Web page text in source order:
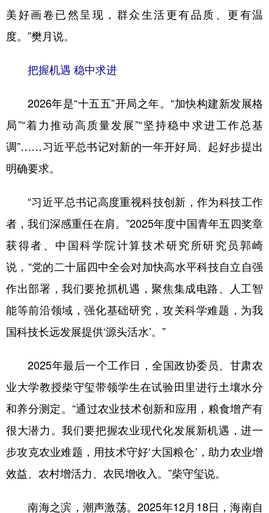
美好画卷已然呈现，群众生活更有品质、更有温
度。”樊月说。
把握机遇 稳中求进
2026年是“十五五”开局之年。“加快构建新发展格
局”“着力推动高质量发展”“坚持稳中求进工作总基
调”……习近平总书记对新的一年开好局、起好步提出
明确要求。
“习近平总书记高度重视科技创新，作为科技工作
者，我们深感重任在肩。”2025年度中国青年五四奖章
获得者、中国科学院计算技术研究所研究员郭崎
说，“党的二十届四中全会对加快高水平科技自立自强
作出部署，我们要抢抓机遇，聚焦集成电路、人工智
能等前沿领域，强化基础研究，攻关科学难题，为我
国科技长远发展提供‘源头活水’。”
2025年最后一个工作日，全国政协委员、甘肃农
业大学教授柴守玺带领学生在试验田里进行土壤水分
和养分测定。“通过农业技术创新和应用，粮食增产有
很大潜力。我们要把握农业现代化发展新机遇，进一
步攻克农业难题，用技术守好‘大国粮仓’，助力农业增
效益、农村增活力、农民增收入。”柴守玺说。
南海之滨，潮声激荡。2025年12月18日，海南自